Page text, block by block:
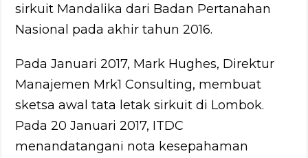
sirkuit Mandalika dari Badan Pertanahan
Nasional pada akhir tahun 2016.
Pada Januari 2017, Mark Hughes, Direktur
Manajemen Mrk1 Consulting, membuat
sketsa awal tata letak sirkuit di Lombok.
Pada 20 Januari 2017, ITDC
menandatangani nota kesepahaman